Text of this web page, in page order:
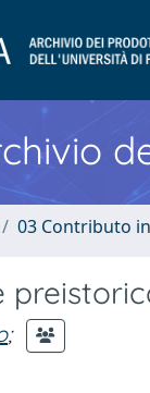
03 Contributo
;